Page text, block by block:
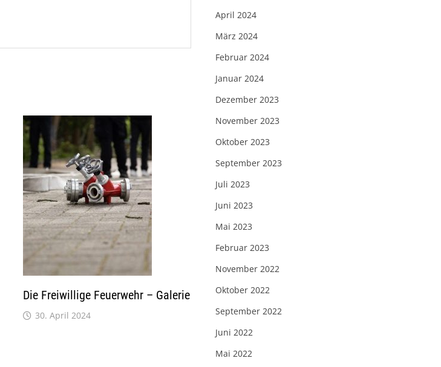
Die Freiwillige Feuerwehr – Galerie
30. April 2024
April 2024
März 2024
Februar 2024
Januar 2024
Dezember 2023
November 2023
Oktober 2023
September 2023
Juli 2023
Juni 2023
Mai 2023
Februar 2023
November 2022
Oktober 2022
September 2022
Juni 2022
Mai 2022